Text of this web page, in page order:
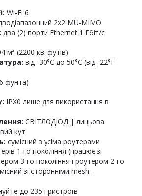
Wi-Fi 6
2x2 MU-MIMO
два (2) порти Ethernet 1 Гбіт/с
м² (2200 кв. футів)
від -30°C до 50°C (від -22°F
фунта)
IPX0 лише для використання в
СВІТЛОДІОД | лицьова
кут
сумісний з усіма роутерами
1-го покоління (працює зі
3-го покоління і роутером 2-го
зі сторонніми mesh-
до 235 пристроїв